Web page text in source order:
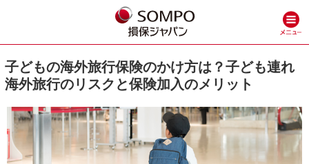
子どもの海外旅行保険のかけ方は？子ども連れ
海外旅行のリスクと保険加入のメリット